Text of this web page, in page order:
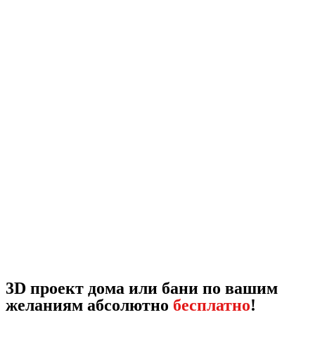
3D проект дома или бани по вашим
желаниям абсолютно бесплатно!